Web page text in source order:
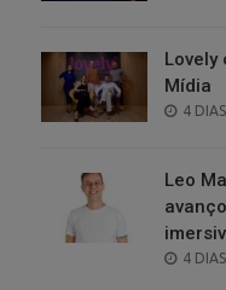
Lovely
Mídia
4
Leo
4